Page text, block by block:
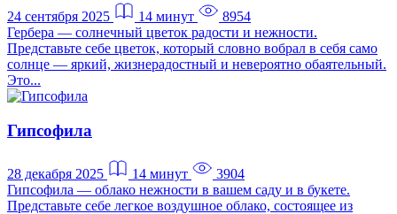
24 сентября 2025 14 минут
8954
Гербера — солнечный цветок радости и нежности.
Представьте себе цветок, который словно вобрал в себя само
солнце — яркий, жизнерадостный и невероятно обаятельный.
Это...
Гипсофила
28 декабря 2025 14 минут
3904
Гипсофила — облако нежности в вашем саду и в букете.
Представьте себе легкое воздушное облако, состоящее из